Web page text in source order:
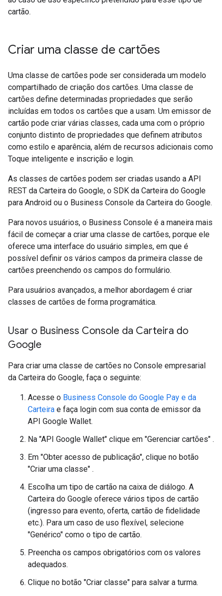
cartão.
Criar uma classe de cartões
Uma classe de cartões pode ser considerada um modelo
compartilhado de criação dos cartões. Uma classe de
cartões define determinadas propriedades que serão
incluídas em todos os cartões que a usam. Um emissor de
cartão pode criar várias classes, cada uma com o próprio
conjunto distinto de propriedades que definem atributos
como estilo e aparência, além de recursos adicionais como
Toque inteligente e inscrição e login.
As classes de cartões podem ser criadas usando a API
REST da Carteira do Google, o SDK da Carteira do Google
para Android ou o Business Console da Carteira do Google.
Para novos usuários, o Business Console é a maneira mais
fácil de começar a criar uma classe de cartões, porque ele
oferece uma interface do usuário simples, em que é
possível definir os vários campos da primeira classe de
cartões preenchendo os campos do formulário.
Para usuários avançados, a melhor abordagem é criar
classes de cartões de forma programática.
Usar o Business Console da Carteira do
Google
Para criar uma classe de cartões no Console empresarial
da Carteira do Google, faça o seguinte:
Acesse o Business Console do Google Pay e da
Carteira e faça login com sua conta de emissor da
API Google Wallet.
Na "API Google Wallet" clique em "Gerenciar cartões" .
Em "Obter acesso de publicação", clique no botão
"Criar uma classe" .
Escolha um tipo de cartão na caixa de diálogo. A
Carteira do Google oferece vários tipos de cartão
(ingresso para evento, oferta, cartão de fidelidade
etc.). Para um caso de uso flexível, selecione
"Genérico" como o tipo de cartão.
Preencha os campos obrigatórios com os valores
adequados.
Clique no botão "Criar classe" para salvar a turma.